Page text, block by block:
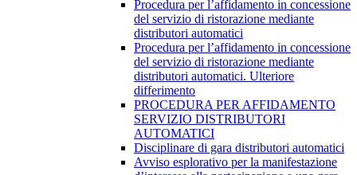
Procedura per l’affidamento in concessione
del servizio di ristorazione mediante
distributori automatici
Procedura per l’affidamento in concessione
del servizio di ristorazione mediante
distributori automatici. Ulteriore
differimento
PROCEDURA PER AFFIDAMENTO
SERVIZIO DISTRIBUTORI
AUTOMATICI
Disciplinare di gara distributori automatici
Avviso esplorativo per la manifestazione